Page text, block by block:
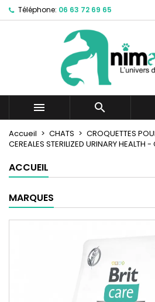
Téléphone: 06 63 72 69 65
 
Accueil CHATS CROQUETTES
CEREALES STERILIZED URINARY HEALTH
ACCUEIL
MARQUES
Mes listes d'envies
Créer une nouvelle liste
Créer une liste
Nom de la liste d'envies
Annuler
Connexion
Vous devez être connecté
à votre liste d'envies.